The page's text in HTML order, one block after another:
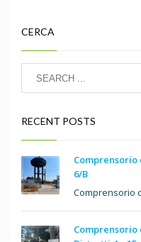
CERCA
RECENT POSTS
6/B
Comprensorio